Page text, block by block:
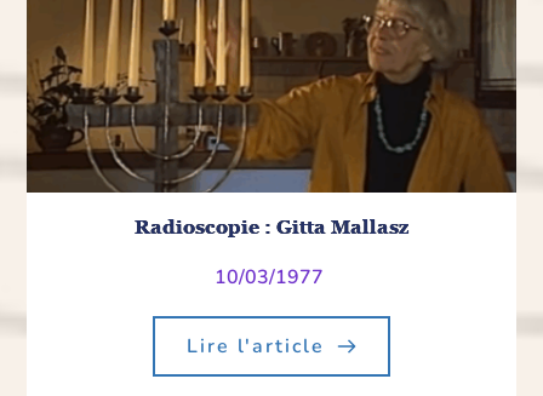
Radioscopie : Gitta Mallasz
10/03/1977
Lire l'article